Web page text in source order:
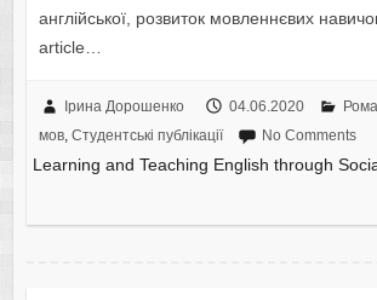
англійської, розвиток мовленнєвих
article…
Ірина Дорошенко 04.06.2020
мов, Студентські публікації No Comments
Learning and Teaching English through